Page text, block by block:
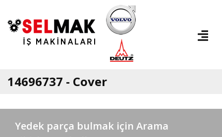
14696737 - Cover
Yedek parça bulmak için Arama